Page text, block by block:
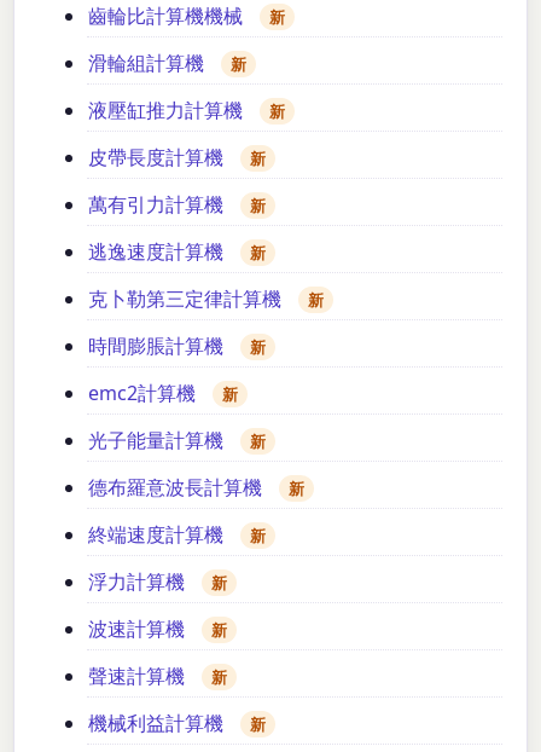
齒輪比計算機機械 新
滑輪組計算機 新
液壓缸推力計算機 新
皮帶長度計算機 新
萬有引力計算機 新
逃逸速度計算機 新
克卜勒第三定律計算機 新
時間膨脹計算機 新
emc2計算機 新
光子能量計算機 新
德布羅意波長計算機 新
終端速度計算機 新
浮力計算機 新
波速計算機 新
聲速計算機 新
機械利益計算機 新